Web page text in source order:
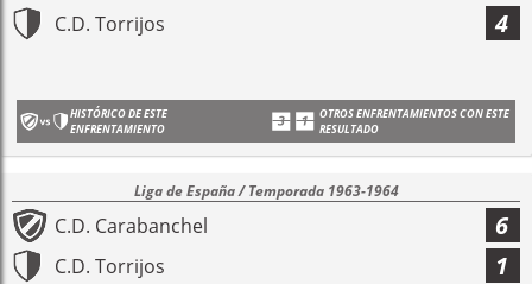
C.D. Torrijos 4
HISTÓRICO DE ESTE
ENFRENTAMIENTO
OTROS ENFRENTAMIENTOS CON ESTE
RESULTADO
Liga de España / Temporada 1963-1964
C.D. Carabanchel 6
C.D. Torrijos 1